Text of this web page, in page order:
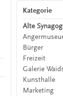
Kategorie
Alte
Bürger
Freizeit
Galerie
Kunsthalle
Marketing